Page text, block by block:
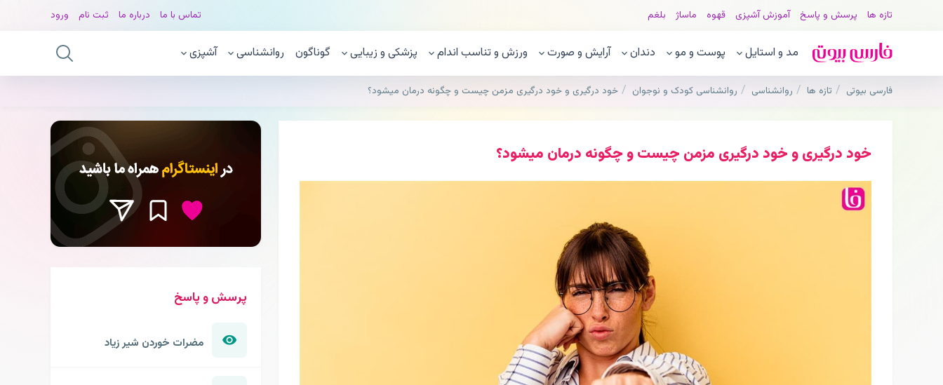
تازه ها پرسش و پاسخ آموزش آشپزی قهوه ماساژ بلغم تماس با ما درباره ما ثبت نام ورود
مد و استایل پوست و مو دندان آرایش و صورت ورزش و تناسب اندام پزشکی و زیبایی گوناگون روانشناسی آشپزی
فارسی بیوتی تازه ها روانشناسی روانشناسی کودک و نوجوان خود درگیری و خود درگیری مزمن چیست و چگونه درمان میشود؟
خود درگیری و خود درگیری مزمن چیست و چگونه درمان میشود؟
پرسش و پاسخ
مضرات خوردن شیر زیاد